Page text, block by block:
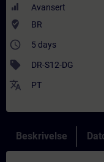
Avansert
where_to_vote BR
access_time 5 days
sell DR-S12-DG
translate PT
Beskrivelse